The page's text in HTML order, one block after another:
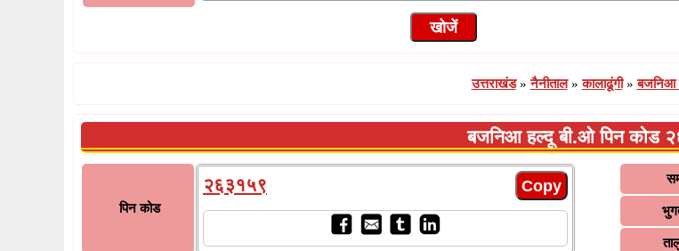
उत्तराखंड » नैनीताल » कालाढूंगी » बजनिआ
बजनिआ हल्दू बी.ओ पिन कोड
पिन कोड
२६३१५९